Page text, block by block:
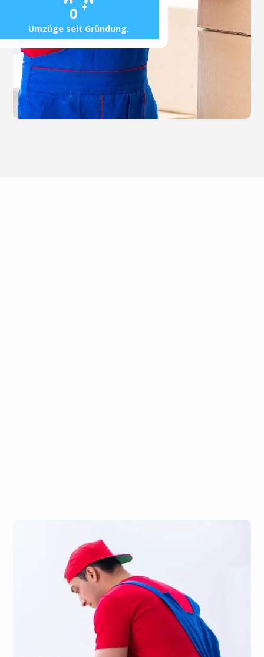
0 +
Umzüge seit Gründung.